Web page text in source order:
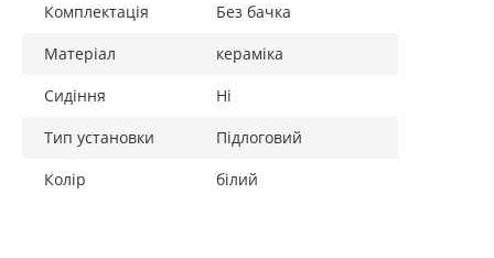
Комплектація
Без бачка
Матеріал
кераміка
Сидіння
Ні
Тип установки
Підлоговий
Колір
білий